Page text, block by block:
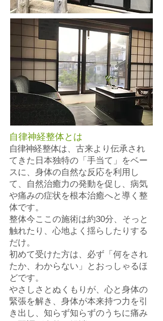
自律神経整体とは
自律神経整体は、古来より伝承され
てきた日本独特の「手当て」をベー
スに、身体の自然な反応を利用し
て、自然治癒力の発動を促し、病気
や痛みの症状を根本治癒へと導く整
体です。
整体今ここの施術は約30分、そっと
触れたり、心地よく揺らしたりする
だけ。
初めて受けた方は、必ず「何をされ
たか、わからない」とおっしゃるほ
どです。
やさしさとぬくもりが、心と身体の
緊張を解き、身体が本来持つ力を引
き出し、知らず知らずのうちに痛み